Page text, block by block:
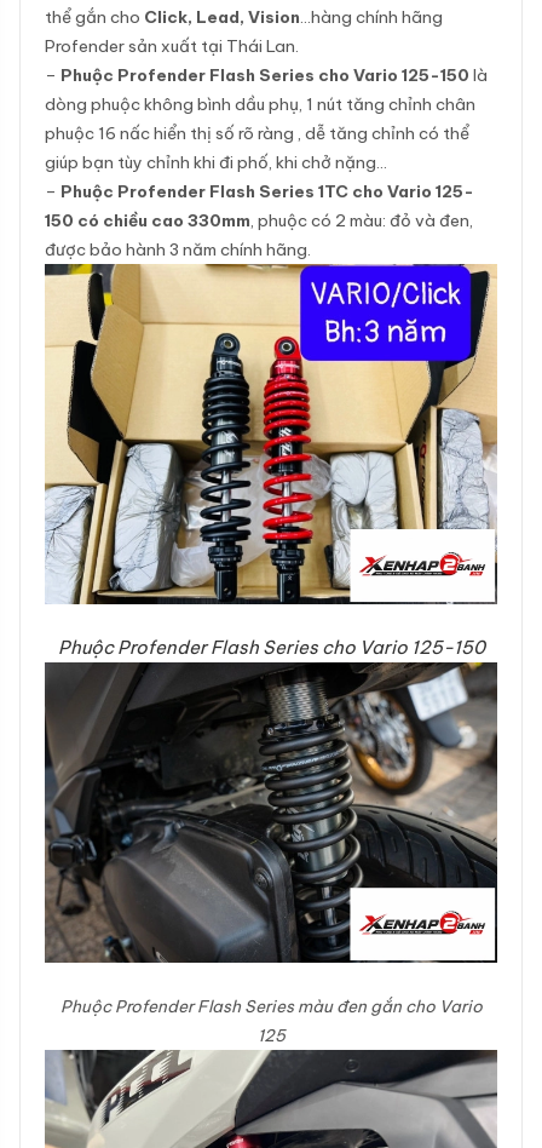
thể gắn cho Click, Lead, Vision…hàng chính hãng
Profender sản xuất tại Thái Lan.
– Phuộc Profender Flash Series cho Vario 125-150 là
dòng phuộc không bình dầu phụ, 1 nút tăng chỉnh chân
phuộc 16 nấc hiển thị số rõ ràng , dễ tăng chỉnh có thể
giúp bạn tùy chỉnh khi đi phố, khi chở nặng…
– Phuộc Profender Flash Series 1TC cho Vario 125-
150 có chiều cao 330mm, phuộc có 2 màu: đỏ và đen,
được bảo hành 3 năm chính hãng.
Phuộc Profender Flash Series cho Vario 125-150
Phuộc Profender Flash Series màu đen gắn cho Vario
125